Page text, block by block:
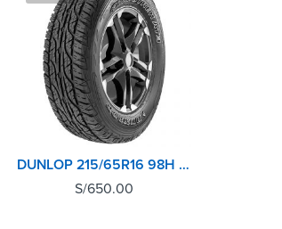
DUNLOP 215/65R16 98H GRANDTREK AT3 TL
S/650.00